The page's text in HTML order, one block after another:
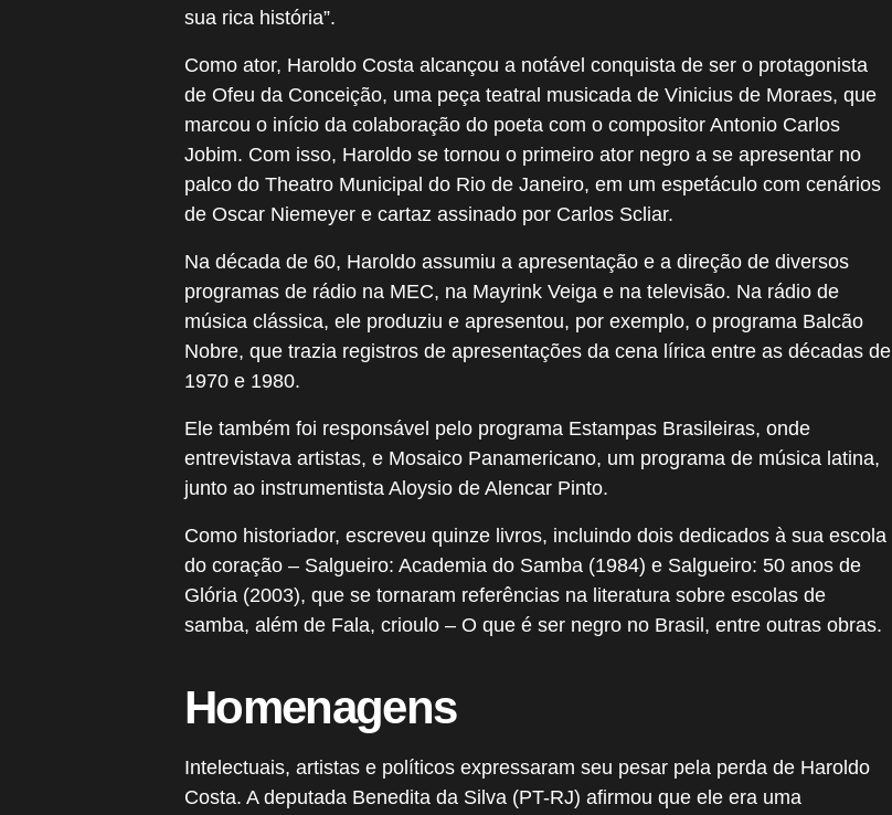
sua rica história”.
Como ator, Haroldo Costa alcançou a notável conquista de ser o protagonista
de Ofeu da Conceição, uma peça teatral musicada de Vinicius de Moraes, que
marcou o início da colaboração do poeta com o compositor Antonio Carlos
Jobim. Com isso, Haroldo se tornou o primeiro ator negro a se apresentar no
palco do Theatro Municipal do Rio de Janeiro, em um espetáculo com cenários
de Oscar Niemeyer e cartaz assinado por Carlos Scliar.
Na década de 60, Haroldo assumiu a apresentação e a direção de diversos
programas de rádio na MEC, na Mayrink Veiga e na televisão. Na rádio de
música clássica, ele produziu e apresentou, por exemplo, o programa Balcão
Nobre, que trazia registros de apresentações da cena lírica entre as décadas de
1970 e 1980.
Ele também foi responsável pelo programa Estampas Brasileiras, onde
entrevistava artistas, e Mosaico Panamericano, um programa de música latina,
junto ao instrumentista Aloysio de Alencar Pinto.
Como historiador, escreveu quinze livros, incluindo dois dedicados à sua escola
do coração – Salgueiro: Academia do Samba (1984) e Salgueiro: 50 anos de
Glória (2003), que se tornaram referências na literatura sobre escolas de
samba, além de Fala, crioulo – O que é ser negro no Brasil, entre outras obras.
Homenagens
Intelectuais, artistas e políticos expressaram seu pesar pela perda de Haroldo
Costa. A deputada Benedita da Silva (PT-RJ) afirmou que ele era uma